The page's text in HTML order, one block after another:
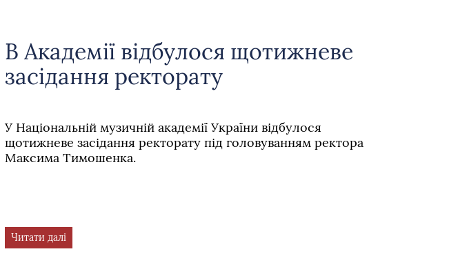
В Академії відбулося щотижневе
засідання ректорату
У Національній музичній академії України відбулося
щотижневе засідання ректорату під головуванням ректора
Максима Тимошенка.
Читати далі